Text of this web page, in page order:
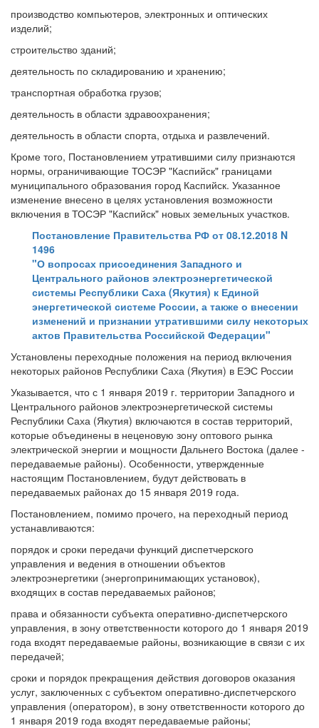
производство компьютеров, электронных и оптических
изделий;
строительство зданий;
деятельность по складированию и хранению;
транспортная обработка грузов;
деятельность в области здравоохранения;
деятельность в области спорта, отдыха и развлечений.
Кроме того, Постановлением утратившими силу признаются
нормы, ограничивающие ТОСЭР "Каспийск" границами
муниципального образования город Каспийск. Указанное
изменение внесено в целях установления возможности
включения в ТОСЭР "Каспийск" новых земельных участков.
Постановление Правительства РФ от 08.12.2018 N
1496
"О вопросах присоединения Западного и
Центрального районов электроэнергетической
системы Республики Саха (Якутия) к Единой
энергетической системе России, а также о внесении
изменений и признании утратившими силу некоторых
актов Правительства Российской Федерации"
Установлены переходные положения на период включения
некоторых районов Республики Саха (Якутия) в ЕЭС России
Указывается, что с 1 января 2019 г. территории Западного и
Центрального районов электроэнергетической системы
Республики Саха (Якутия) включаются в состав территорий,
которые объединены в неценовую зону оптового рынка
электрической энергии и мощности Дальнего Востока (далее -
передаваемые районы). Особенности, утвержденные
настоящим Постановлением, будут действовать в
передаваемых районах до 15 января 2019 года.
Постановлением, помимо прочего, на переходный период
устанавливаются:
порядок и сроки передачи функций диспетчерского
управления и ведения в отношении объектов
электроэнергетики (энергопринимающих установок),
входящих в состав передаваемых районов;
права и обязанности субъекта оперативно-диспетчерского
управления, в зону ответственности которого до 1 января 2019
года входят передаваемые районы, возникающие в связи с их
передачей;
сроки и порядок прекращения действия договоров оказания
услуг, заключенных с субъектом оперативно-диспетчерского
управления (оператором), в зону ответственности которого до
1 января 2019 года входят передаваемые районы;